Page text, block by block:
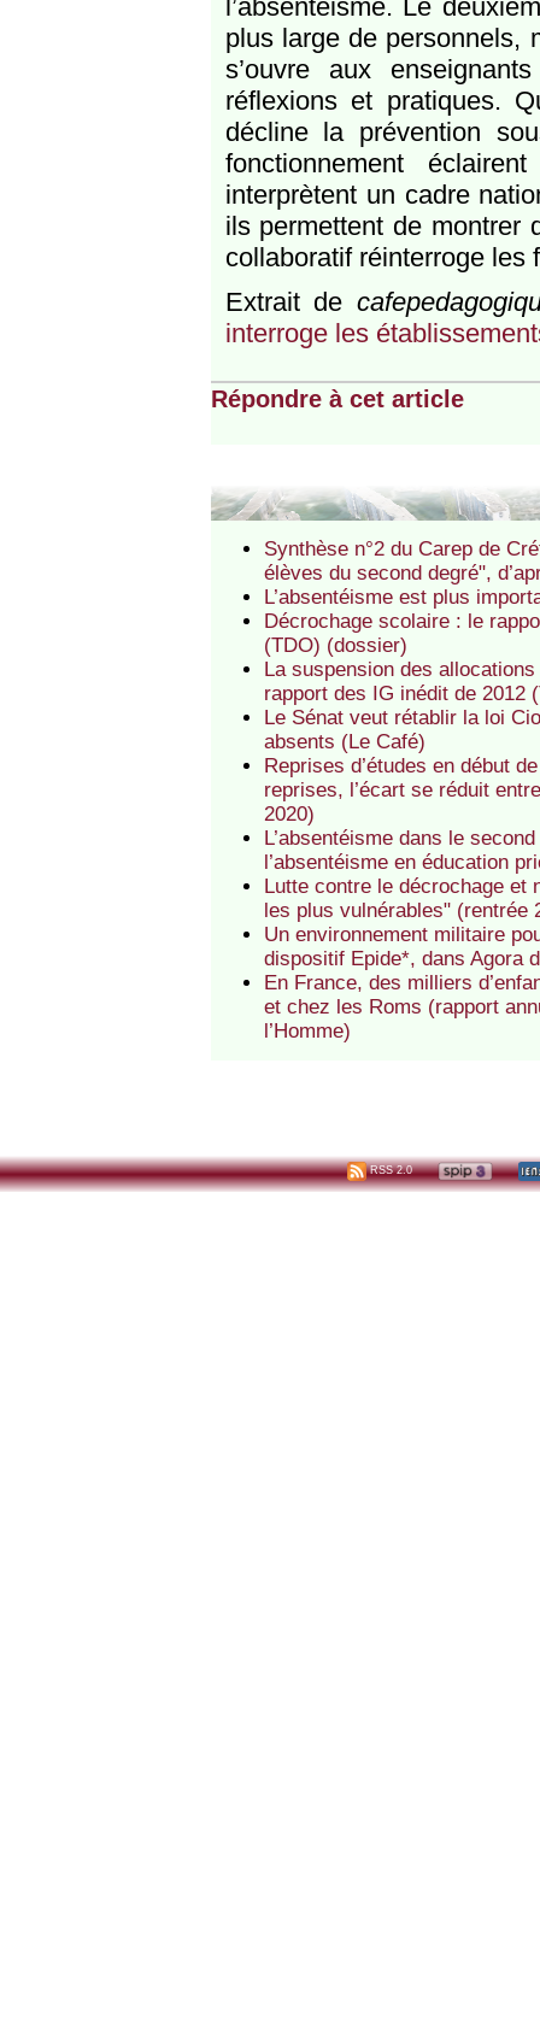
l’absentéisme. Le
plus large de personnels,
s’ouvre aux
réflexions et pratiques.
décline la prévention
fonctionnement
interprètent un cadre
ils permettent de montrer
collaboratif réinterroge les
Extrait de
interroge les
Répondre à cet article
Synthèse n°2 du Carep de
élèves du second degré",
L’absentéisme est plus
Décrochage scolaire : le
(TDO) (dossier)
La suspension des
rapport des IG inédit de 2012
Le Sénat veut rétablir la loi
absents (Le Café)
Reprises d’études en début
reprises, l’écart se réduit
2020)
L’absentéisme dans le
l’absentéisme en éducation
Lutte contre le décrochage et
les plus vulnérables"
Un environnement militaire
dispositif Epide*, dans Agora
En France, des milliers
et chez les Roms (rapport
l’Homme)
RSS 2.0